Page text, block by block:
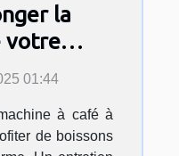
la
votre
grains ?
01:44
à café à
de boissons